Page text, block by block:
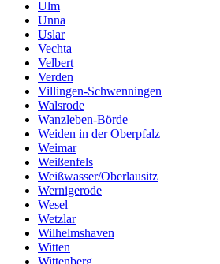
Ulm
Unna
Uslar
Vechta
Velbert
Verden
Villingen-Schwenningen
Walsrode
Wanzleben-Börde
Weiden in der Oberpfalz
Weimar
Weißenfels
Weißwasser/Oberlausitz
Wernigerode
Wesel
Wetzlar
Wilhelmshaven
Witten